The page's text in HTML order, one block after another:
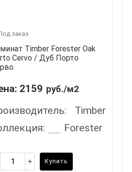
заказ
Timber Forester Oak
Cervo / Дуб Порто
2159 руб./м2
Timber
Forester
Купить